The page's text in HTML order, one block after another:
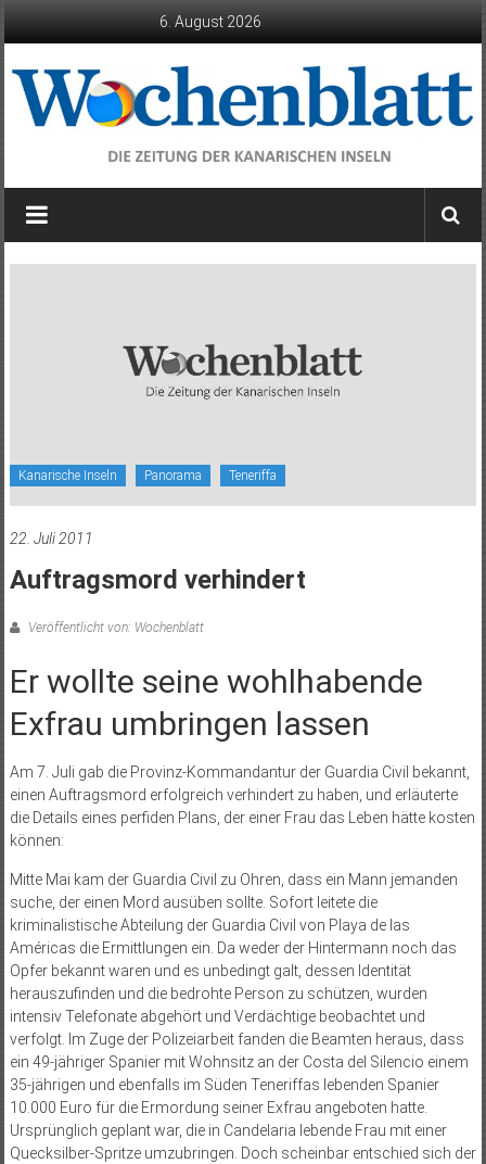
6. August 2026
Wochenblatt
die
Kanarische Inseln Panorama Teneriffa
22. Juli 2011
Auftragsmord verhindert
Veröffentlicht von: Wochenblatt
Er wollte seine wohlhabende
Exfrau umbringen lassen
Am 7. Juli gab die Provinz-Kommandantur der Guardia Civil bekannt,
einen Auftragsmord erfolgreich verhindert zu haben, und erläuterte
die Details eines perfiden Plans, der einer Frau das Leben hätte kosten
können:
Mitte Mai kam der Guardia Civil zu Ohren, dass ein Mann jemanden
suche, der einen Mord ausüben sollte. Sofort leitete die
kriminalistische Abteilung der Guardia Civil von Playa de las
Américas die Ermittlungen ein. Da weder der Hintermann noch das
Opfer bekannt waren und es unbedingt galt, dessen Identität
herauszufinden und die bedrohte Person zu schützen, wurden
intensiv Telefonate abgehört und Verdächtige beobachtet und
verfolgt. Im Zuge der Polizeiarbeit fanden die Beamten heraus, dass
ein 49-jähriger Spanier mit Wohnsitz an der Costa del Silencio einem
35-jährigen und ebenfalls im Süden Teneriffas lebenden Spanier
10.000 Euro für die Ermordung seiner Exfrau angeboten hatte.
Ursprünglich geplant war, die in Candelaria lebende Frau mit einer
Quecksilber-Spritze umzubringen. Doch scheinbar entschied sich der